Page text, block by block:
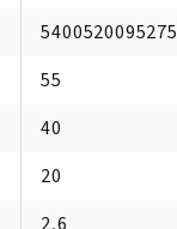
5400520095275
55
40
20